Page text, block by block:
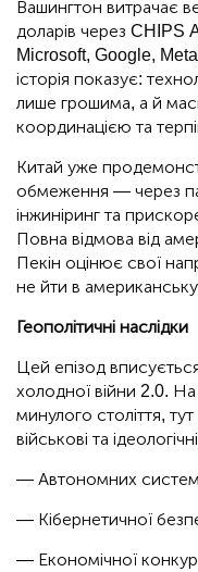
Вашингтон витрачає
доларів через CHIPS
Microsoft, Google,
історія показує:
лише грошима, а й
координацією та
Китай уже
обмеження — через
інжиніринг та
Повна відмова від
Пекін оцінює свої
не йти в
Геополітичні наслідки
Цей епізод
холодної війни 2.0. На
минулого століття,
військові та
— Автономних
— Кібернетичної
— Економічної